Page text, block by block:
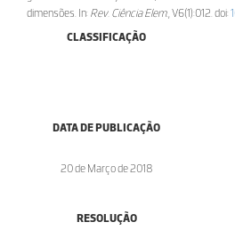
dimensões. In: Rev. Ciência Elem., V6(1):012. doi:
CLASSIFICAÇÃO
DATA DE PUBLICAÇÃO
20 de Março de 2018
RESOLUÇÃO